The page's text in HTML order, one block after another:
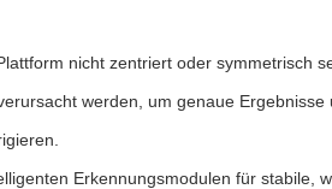
nicht zentriert oder symmetrisch
werden, um genaue
Erkennungsmodulen für stabile,